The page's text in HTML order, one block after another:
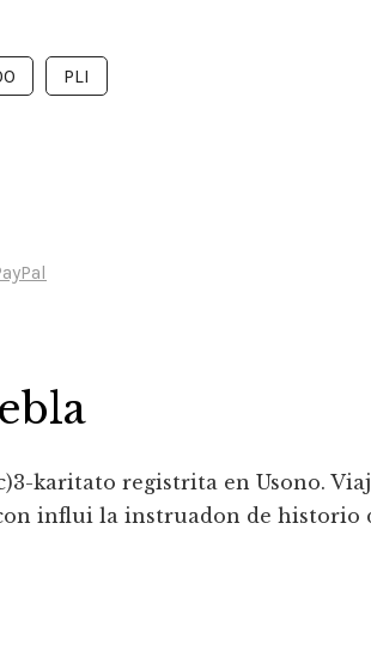
PLI
karitato registrita en Usono.
influi la instruadon de historio